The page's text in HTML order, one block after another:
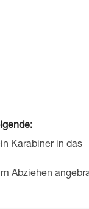
Karabiner in das
Abziehen